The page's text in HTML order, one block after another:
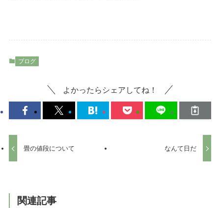
ブログ
よかったらシェアしてね！
畳の値段について なんて日だ
関連記事